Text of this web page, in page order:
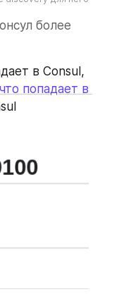
более
в Consul,
что попадает в